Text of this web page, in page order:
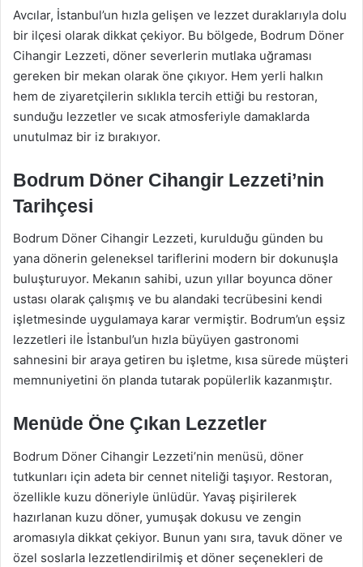
Avcılar, İstanbul’un hızla gelişen ve lezzet duraklarıyla dolu
bir ilçesi olarak dikkat çekiyor. Bu bölgede, Bodrum Döner
Cihangir Lezzeti, döner severlerin mutlaka uğraması
gereken bir mekan olarak öne çıkıyor. Hem yerli halkın
hem de ziyaretçilerin sıklıkla tercih ettiği bu restoran,
sunduğu lezzetler ve sıcak atmosferiyle damaklarda
unutulmaz bir iz bırakıyor.
Bodrum Döner Cihangir Lezzeti’nin
Tarihçesi
Bodrum Döner Cihangir Lezzeti, kurulduğu günden bu
yana dönerin geleneksel tariflerini modern bir dokunuşla
buluşturuyor. Mekanın sahibi, uzun yıllar boyunca döner
ustası olarak çalışmış ve bu alandaki tecrübesini kendi
işletmesinde uygulamaya karar vermiştir. Bodrum’un eşsiz
lezzetleri ile İstanbul’un hızla büyüyen gastronomi
sahnesini bir araya getiren bu işletme, kısa sürede müşteri
memnuniyetini ön planda tutarak popülerlik kazanmıştır.
Menüde Öne Çıkan Lezzetler
Bodrum Döner Cihangir Lezzeti’nin menüsü, döner
tutkunları için adeta bir cennet niteliği taşıyor. Restoran,
özellikle kuzu döneriyle ünlüdür. Yavaş pişirilerek
hazırlanan kuzu döner, yumuşak dokusu ve zengin
aromasıyla dikkat çekiyor. Bunun yanı sıra, tavuk döner ve
özel soslarla lezzetlendirilmiş et döner seçenekleri de